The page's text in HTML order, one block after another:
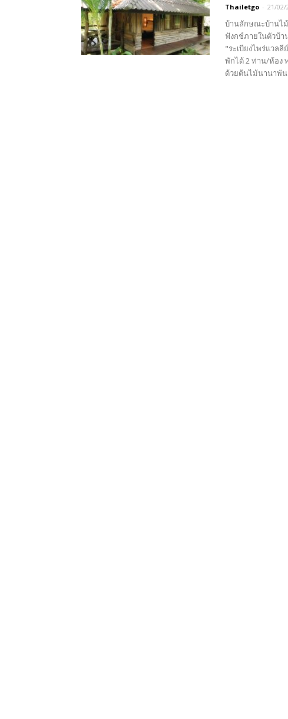
Thailetgo - 21/02/
บ้านลักษณะบ้านไ
ฟังกช์ภายในตัวบ้
"ระเบียงไพร่แวล
พักได้ 2 ท่าน/ห้อง
ด้วยต้นไม้นานาพัน